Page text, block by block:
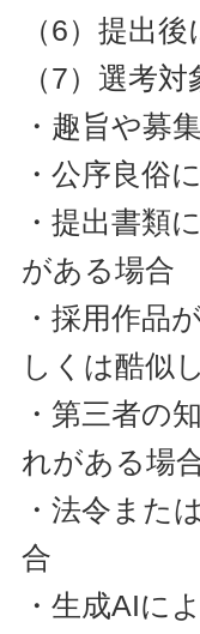
（6）提出
（7） 選考対
・趣旨や募
・公序良俗
・提出書類
がある場合
・採用作品
しくは酷似
・第三者の
れがある場
・法令また
合
・生成AIに